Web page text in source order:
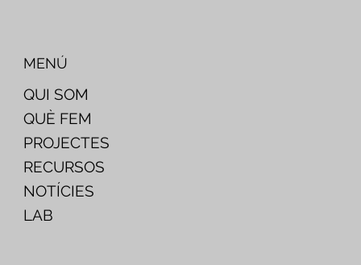
QUI SOM
QUÈ FEM
PROJECTES
RECURSOS
NOTÍCIES
LAB
MENÚ